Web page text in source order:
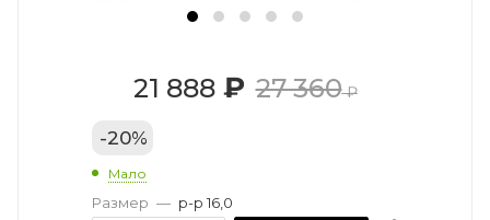
21 888₽ 27 360₽
-20%
Мало
Размер — р-р 16,0